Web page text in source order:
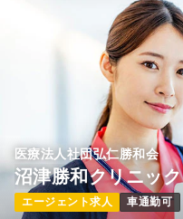
医療法人社団弘仁勝和会
沼津勝和クリニック
エージェント求人 車通勤可